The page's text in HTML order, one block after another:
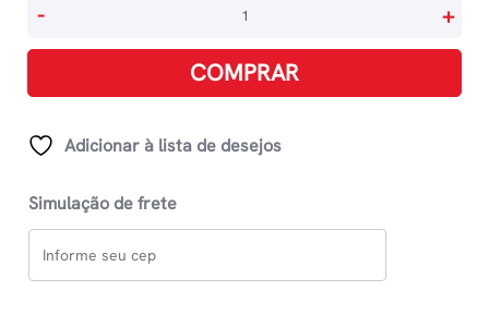
Pin
0.1mm
Preta
- +
COMPRAR
Adicionar à lista de desejos
Simulação de frete